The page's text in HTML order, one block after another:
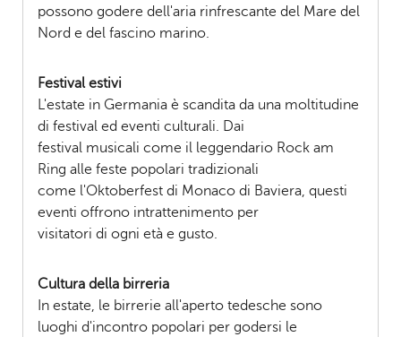
possono godere dell'aria rinfrescante del Mare del
Nord e del fascino marino.
Festival estivi
L'estate in Germania è scandita da una moltitudine
di festival ed eventi culturali. Dai
festival musicali come il leggendario Rock am
Ring alle feste popolari tradizionali
come l'Oktoberfest di Monaco di Baviera, questi
eventi offrono intrattenimento per
visitatori di ogni età e gusto.
Cultura della birreria
In estate, le birrerie all'aperto tedesche sono
luoghi d'incontro popolari per godersi le